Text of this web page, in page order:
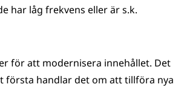
har låg frekvens eller är s.k.
för att modernisera innehållet. Det
första handlar det om att tillföra nya